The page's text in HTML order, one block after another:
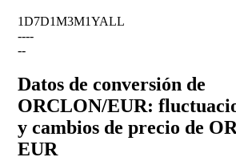
1D7D1M3M1YALL
----
--
Datos de conversión de
ORCLON/EUR:
y cambios de precio de
EUR